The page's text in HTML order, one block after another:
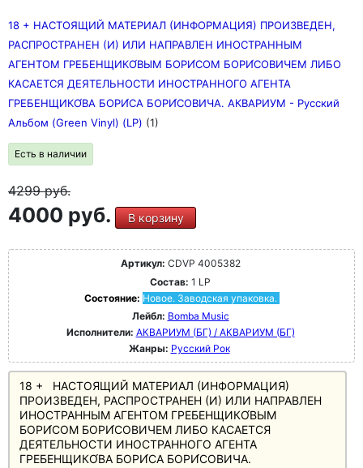
18 + НАСТОЯЩИЙ МАТЕРИАЛ (ИНФОРМАЦИЯ) ПРОИЗВЕДЕН,
РАСПРОСТРАНЕН (И) ИЛИ НАПРАВЛЕН ИНОСТРАННЫМ
АГЕНТОМ ГРЕБЕНЩИКО́ВЫМ БОРИ́СОМ БОРИ́СОВИЧЕМ ЛИБО
КАСАЕТСЯ ДЕЯТЕЛЬНОСТИ ИНОСТРАННОГО АГЕНТА
ГРЕБЕНЩИКО́ВА БОРИ́СА БОРИ́СОВИЧА. АКВАРИУМ - Русский
Альбом (Green Vinyl) (LP) (1)
Есть в наличии
4299руб.
4000 руб. В корзину
Артикул: CDVP 4005382
Состав: 1 LP
Состояние: Новое. Заводская упаковка.
Лейбл: Bomba Music
Исполнители: АКВАРИУМ (БГ) / АКВАРИУМ (БГ)
Жанры: Русский Рок
18 + НАСТОЯЩИЙ МАТЕРИАЛ (ИНФОРМАЦИЯ)
ПРОИЗВЕДЕН, РАСПРОСТРАНЕН (И) ИЛИ НАПРАВЛЕН
ИНОСТРАННЫМ АГЕНТОМ ГРЕБЕНЩИКО́ВЫМ
БОРИ́СОМ БОРИ́СОВИЧЕМ ЛИБО КАСАЕТСЯ
ДЕЯТЕЛЬНОСТИ ИНОСТРАННОГО АГЕНТА
ГРЕБЕНЩИКО́ВА БОРИ́СА БОРИ́СОВИЧА.